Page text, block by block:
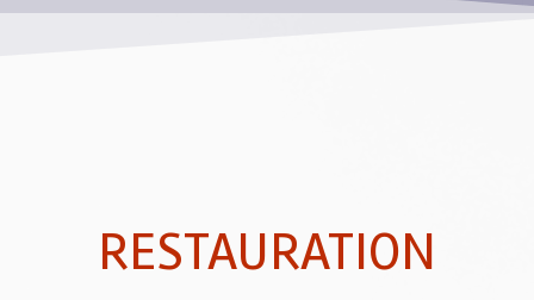
RESTAURATION